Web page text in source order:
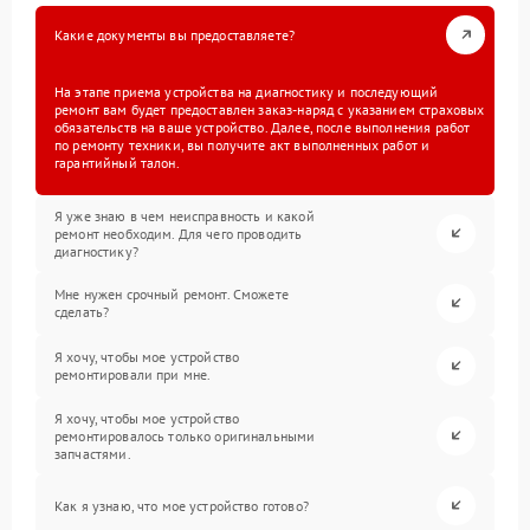
Какие документы вы предоставляете?
На этапе приема устройства на диагностику и последующий
ремонт вам будет предоставлен заказ-наряд с указанием страховых
обязательств на ваше устройство. Далее, после выполнения работ
по ремонту техники, вы получите акт выполненных работ и
гарантийный талон.
Я уже знаю в чем неисправность и какой
ремонт необходим. Для чего проводить
диагностику?
Мне нужен срочный ремонт. Сможете
сделать?
Я хочу, чтобы мое устройство
ремонтировали при мне.
Я хочу, чтобы мое устройство
ремонтировалось только оригинальными
запчастями.
Как я узнаю, что мое устройство готово?